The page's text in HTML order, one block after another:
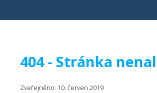
404 - Stránka
Zveřejněno: 10. červen 2019